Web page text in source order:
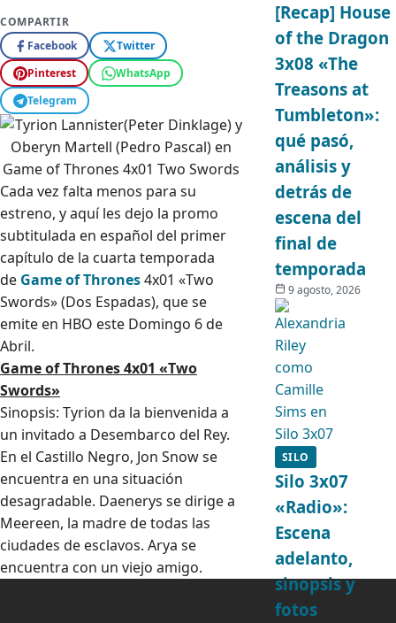
COMPARTIR
Facebook
Twitter
Pinterest
WhatsApp
Telegram
Cada vez falta menos para su
estreno, y aquí les dejo la promo
subtitulada en español del primer
capítulo de la cuarta temporada
de Game of Thrones4x01 «Two
Swords» (Dos Espadas), que se
emite en HBO este Domingo 6 de
Abril.
Game of Thrones 4x01 «Two
Swords»
Sinopsis: Tyrion da la bienvenida a
un invitado a Desembarco del Rey.
En el Castillo Negro, Jon Snow se
encuentra en una situación
desagradable. Daenerys se dirige a
Meereen, la madre de todas las
ciudades de esclavos. Arya se
encuentra con un viejo amigo.
[Recap] House
of the Dragon
3x08 «The
Treasons at
Tumbleton»:
qué pasó,
análisis y
detrás de
escena del
final de
temporada
9 agosto, 2026
SILO
Silo 3x07
«Radio»:
Escena
adelanto,
sinopsis y
fotos